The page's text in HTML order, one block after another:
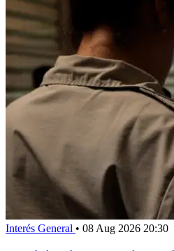
Interés General • 08 Aug 2026 20:30